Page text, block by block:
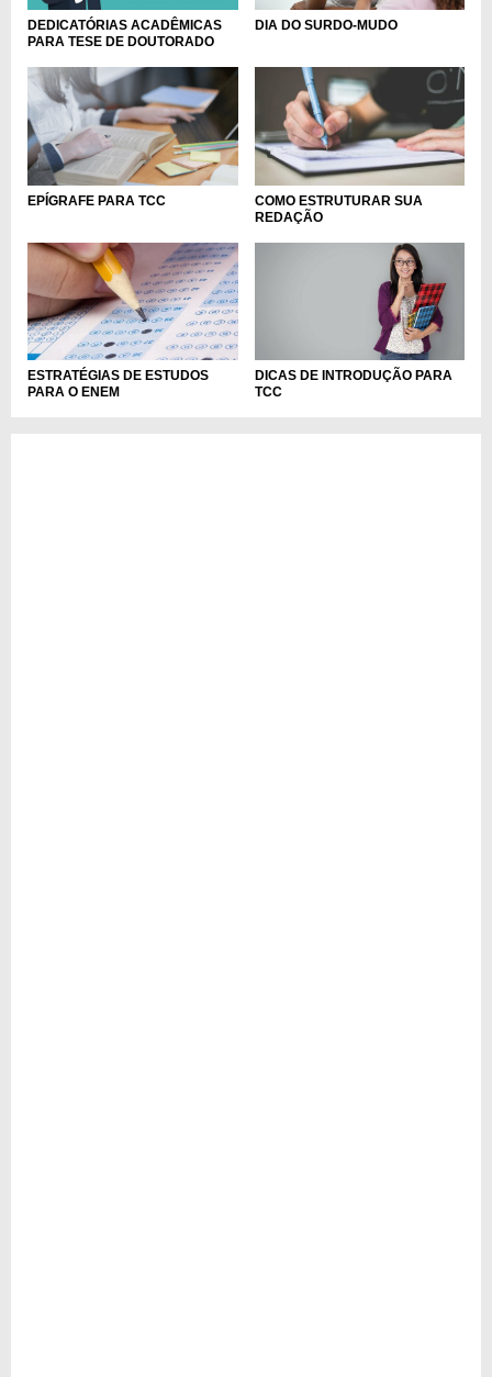
DEDICATÓRIAS ACADÊMICAS
PARA TESE DE DOUTORADO
DIA DO SURDO-MUDO
EPÍGRAFE PARA TCC
COMO ESTRUTURAR SUA
REDAÇÃO
ESTRATÉGIAS DE ESTUDOS
PARA O ENEM
DICAS DE INTRODUÇÃO PARA
TCC